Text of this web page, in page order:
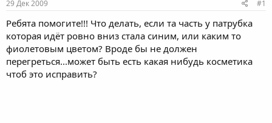
м
ы
а
29 Дек 2009 #1
Ребята помогите!!! Что делать, если та часть у патрубка
которая идёт ровно вниз стала синим, или каким то
фиолетовым цветом? Вроде бы не должен
перегреться...может быть есть какая нибудь косметика
чтоб это исправить?